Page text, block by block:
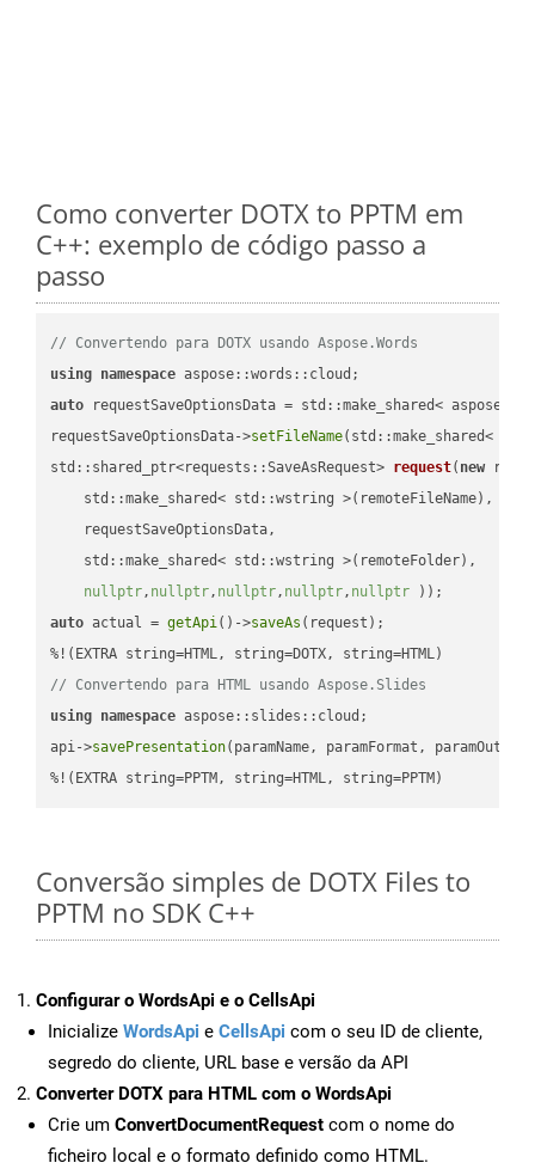
Como converter DOTX to PPTM em
C++: exemplo de código passo a
passo
// Convertendo para DOTX usando Aspose.Words
using namespace
auto requestSaveOptionsData = std::make_shared<
requestSaveOptionsData->setFileName(std::make_shared<
std::shared_ptr<requests::SaveAsRequest> request( new
    std::make_shared< std::wstring >(remoteFileName),
    requestSaveOptionsData,
    std::make_shared< std::wstring >(remoteFolder),
nullptr, nullptr, nullptr, nullptr, nullptr ))
auto actual = getApi()->saveAs (request);
// Convertendo para HTML usando Aspose.Slides
using namespace aspose::slides::cloud;
api->savePresentation(paramName, paramFormat,
%!(EXTRA string=PPTM, string=HTML, string=PPTM)
Conversão simples de DOTX Files to
PPTM no SDK C++
Configurar o WordsApi e o CellsApi
Inicialize WordsApi e CellsApi com o seu ID de cliente,
segredo do cliente, URL base e versão da API
Converter DOTX para HTML com o WordsApi
Crie um ConvertDocumentRequest com o nome do
ficheiro local e o formato definido como HTML.